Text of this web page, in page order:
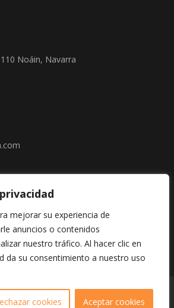
mejorar su experiencia de
anuncios o contenidos
nuestro tráfico. Al hacer clic en
da su consentimiento a nuestro uso
cookies Aceptar cookies
Noáin, Navarra
- Web creada por Bit Informática
/Política de privacidad/Protección de